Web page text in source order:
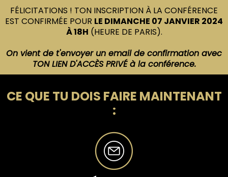
FÉLICITATIONS ! TON INSCRIPTION À LA CONFÉRENCE
EST CONFIRMÉE POUR LE DIMANCHE 07 JANVIER 2024
À 18H (HEURE DE PARIS).
On vient de t'envoyer un email de confirmation avec
TON LIEN D'ACCÈS PRIVÉ à la conférence.
CE QUE TU DOIS FAIRE MAINTENANT
: